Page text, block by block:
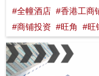
#全幢酒店 #香港工商
#商铺投资 #旺角 #旺